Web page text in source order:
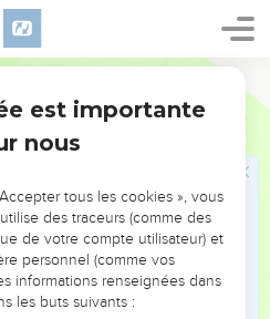
la naissance de Jésus-
à Joseph ; or, avant qu'ils
trouva enceinte par l'action du
un homme juste et qui ne
du Seigneur lui apparut dans
de David, n’aie pas
car l'enfant qu’elle porte
est importante
nous
tous les cookies », vous
des traceurs (comme des
de votre compte utilisateur) et
personnel (comme vos
informations renseignées dans
les buts suivants :